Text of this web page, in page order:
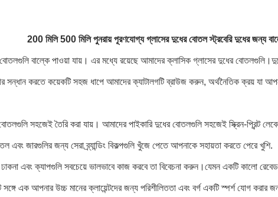
200 মিলি 500 মিলি পুনরায় পূরণযোগ্য গ্লাসের দুধের বোতল স্ট্রবেরি দুধের জন্য
বাল্কে পাওয়া যায়। এর মধ্যে রয়েছে আমাদের ক্লাসিক গ্লাসের দুধের
সন্ধান করতে কয়েকটি সহজ ধাপে আমাদের ক্যাটালগটি ব্রাউজ করুন, অর্থনৈতিক ক্রয় যা
সহজেই তৈরি করা যায়। আমাদের পাইকারি দুধের বোতলগুলি সহজেই স্ক্রিন-প্রিন্ট
জারগুলির জন্য সেরা ব্র্যান্ডিং বিকল্পগুলি খুঁজে পেতে আপনাকে সহায়তা করতে পেরে খুশি.
এবং ক্যাপগুলি সবচেয়ে ভালভাবে কাজ করবে তা বিবেচনা করুন।যেমন একটি কালো
সঙ্গে এক আপনার উচ্চ মানের ক্লায়েন্টদের জন্য পরিশীলিততা এবং বর্গ একটি স্পর্শ যোগ করার